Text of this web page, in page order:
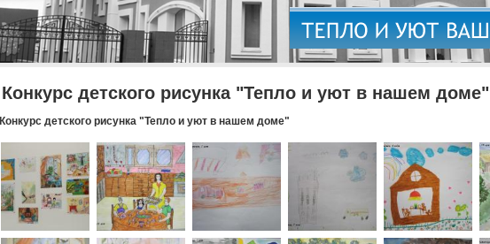
Конкурс детского рисунка "Тепло и уют в нашем доме"
Конкурс детского рисунка "Тепло и уют в нашем доме"